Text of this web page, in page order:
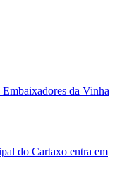
da Vinha
do Cartaxo entra em